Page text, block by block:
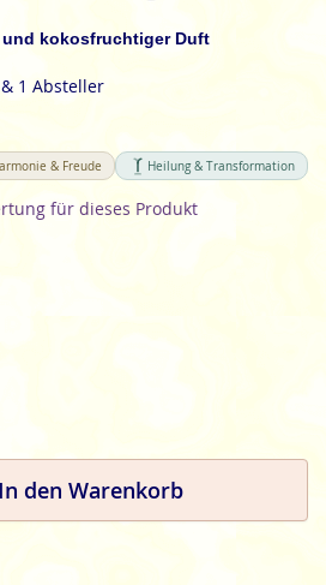
kokosfruchtiger Duft
1 Absteller
& Freude Heilung & Transformation
für dieses Produkt
In den Warenkorb